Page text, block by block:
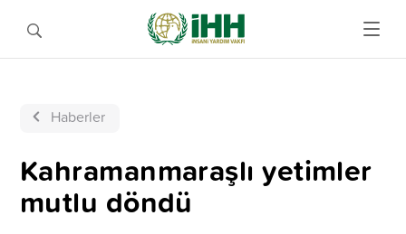
Haberler
Kahramanmaraşlı yetimler
mutlu döndü